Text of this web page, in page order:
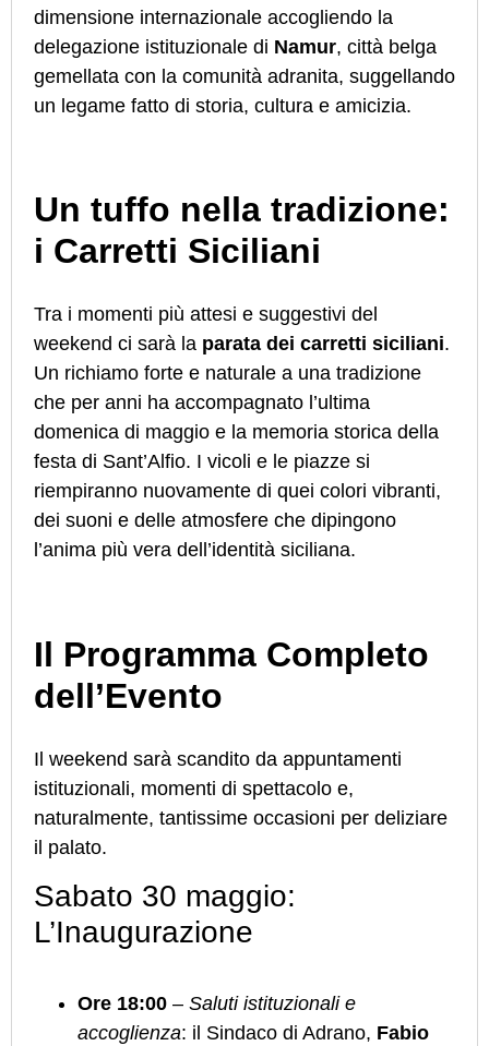
dimensione internazionale accogliendo la
delegazione istituzionale di Namur, città belga
gemellata con la comunità adranita, suggellando
un legame fatto di storia, cultura e amicizia.
Un tuffo nella tradizione:
i Carretti Siciliani
Tra i momenti più attesi e suggestivi del
weekend ci sarà la parata dei carretti siciliani.
Un richiamo forte e naturale a una tradizione
che per anni ha accompagnato l’ultima
domenica di maggio e la memoria storica della
festa di Sant’Alfio. I vicoli e le piazze si
riempiranno nuovamente di quei colori vibranti,
dei suoni e delle atmosfere che dipingono
l’anima più vera dell’identità siciliana.
Il Programma Completo
dell’Evento
Il weekend sarà scandito da appuntamenti
istituzionali, momenti di spettacolo e,
naturalmente, tantissime occasioni per deliziare
il palato.
Sabato 30 maggio:
L’Inaugurazione
Ore 18:00 – Saluti istituzionali e
accoglienza: il Sindaco di Adrano, Fabio